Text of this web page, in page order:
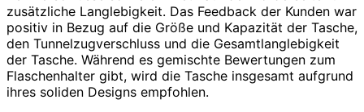
zusätzliche Langlebigkeit. Das Feedback der Kunden war
positiv in Bezug auf die Größe und Kapazität der Tasche,
den Tunnelzugverschluss und die Gesamtlanglebigkeit
der Tasche. Während es gemischte Bewertungen zum
Flaschenhalter gibt, wird die Tasche insgesamt aufgrund
ihres soliden Designs empfohlen.